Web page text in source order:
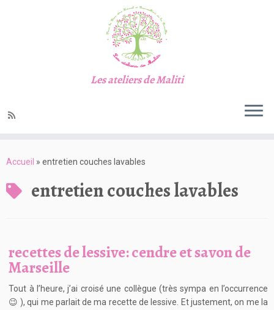
au
Les ateliers de Maliti
Accueil » entretien couches lavables
entretien couches lavables
recettes de lessive: cendre et savon de
Marseille
Tout à l’heure, j’ai croisé une collègue (très sympa en l’occurrence
😉 ), qui me parlait de ma recette de lessive. Et justement, on me la